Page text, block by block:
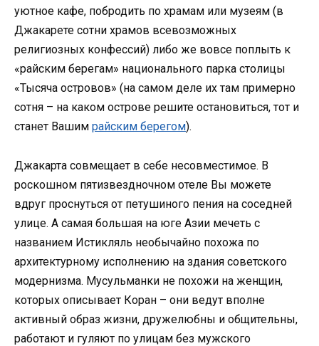
уютное кафе, побродить по храмам или музеям (в
Джакарете сотни храмов всевозможных
религиозных конфессий) либо же вовсе поплыть к
«райским берегам» национального парка столицы
«Тысяча островов» (на самом деле их там примерно
сотня – на каком острове решите остановиться, тот и
станет Вашим райским берегом).
Джакарта совмещает в себе несовместимое. В
роскошном пятизвездночном отеле Вы можете
вдруг проснуться от петушиного пения на соседней
улице. А самая большая на юге Азии мечеть с
названием Истикляль необычайно похожа по
архитектурному исполнению на здания советского
модернизма. Мусульманки не похожи на женщин,
которых описывает Коран – они ведут вполне
активный образ жизни, дружелюбны и общительны,
работают и гуляют по улицам без мужского